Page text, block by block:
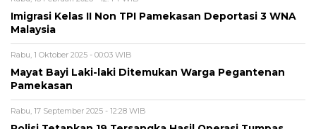
Imigrasi Kelas II Non TPI Pamekasan Deportasi 3 WNA
Malaysia
Rabu, 1 Oktober 2025 - 00:03 WIB
Mayat Bayi Laki-laki Ditemukan Warga Pegantenan
Pamekasan
Rabu, 17 September 2025 - 12:28 WIB